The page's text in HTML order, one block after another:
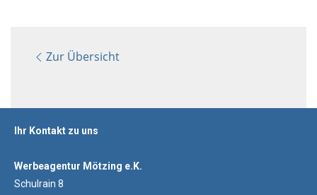
Zur Übersicht
Ihr Kontakt zu uns
Werbeagentur Mötzing e.K.
Schulrain 8